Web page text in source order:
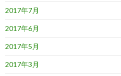
2017年7月
2017年6月
2017年5月
2017年3月